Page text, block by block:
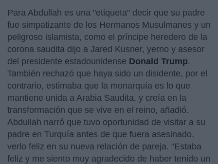
Para Abdullah es una "etiqueta" decir que su padre
fue simpatizante de los Hermanos Musulmanes y un
peligroso islamista, como el príncipe heredero de la
corona saudita dijo a Jared Kusner, yerno y asesor
del presidente estadounidense Donald Trump.
También rechazó que haya sido un disidente, por el
contrario, estimaba que la monarquía es lo que
mantiene unida a Arabia Saudita, y creía en la
transformación que se vive en el reino, añadió.
Abdullah narró que tuvo oportunidad de visitar a su
padre en Turquía antes de que fuera asesinado,
verlo feliz en su nueva relación de pareja. “Estaba
feliz y me siento muy agradecido de haber tenido un